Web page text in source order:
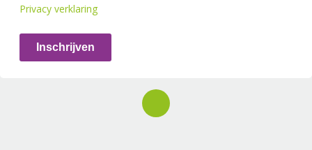
Privacy verklaring
Inschrijven